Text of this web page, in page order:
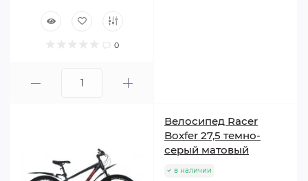
0
Велосипед Racer
Boxfer 27,5 темно-
серый матовый
в наличии